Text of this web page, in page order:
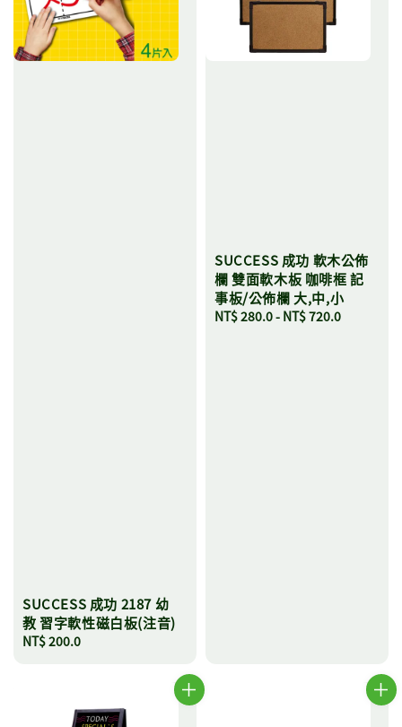
SUCCESS 成功 2187 幼
教 習字軟性磁白板(注音)
Regular
NT$ 200.0
SUCCESS 成功 軟木公佈
欄 雙面軟木板 咖啡框 記
事板/公佈欄 大,中,小
Regular
NT$ 280.0- NT$ 720.0